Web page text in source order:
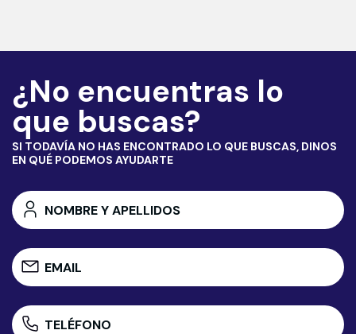
¿No encuentras lo
que buscas?
SI TODAVÍA NO HAS ENCONTRADO LO QUE BUSCAS, DINOS
EN QUÉ PODEMOS AYUDARTE